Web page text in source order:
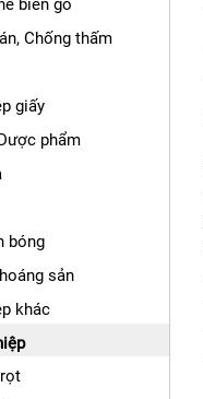
biến gỗ
Chống thấm
giấy
phẩm
bóng
sản
khác